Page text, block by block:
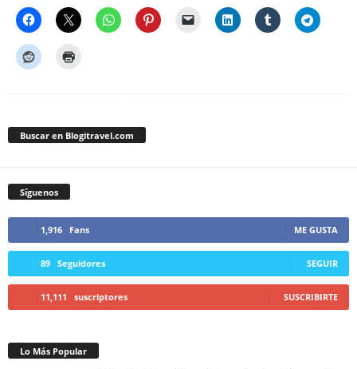
Buscar en Blogitravel.com
Síguenos
1,916 Fans ME GUSTA
89 Seguidores SEGUIR
11,111 suscriptores SUSCRIBIRTE
Lo Más Popular